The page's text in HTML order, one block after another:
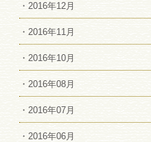
・2016年12月
・2016年11月
・2016年10月
・2016年08月
・2016年07月
・2016年06月